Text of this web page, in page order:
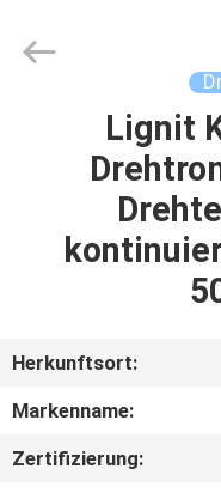
PRODUKTE
FABRIK-
Industrial
Lignit
Herkunftsort:
Markenname:
Zertifizierung: